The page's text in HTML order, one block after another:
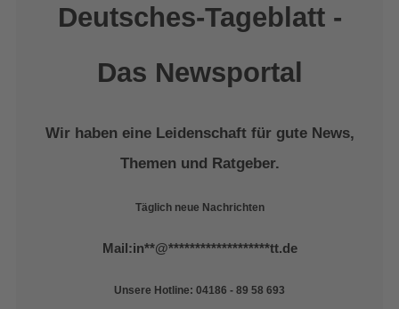
Deutsches-Tageblatt -
Das Newsportal
Wir haben eine Leidenschaft für gute News,
Themen und Ratgeber.
Täglich neue Nachrichten
Mail:in**@*******************tt.de
Unsere Hotline: 04186 - 89 58 693